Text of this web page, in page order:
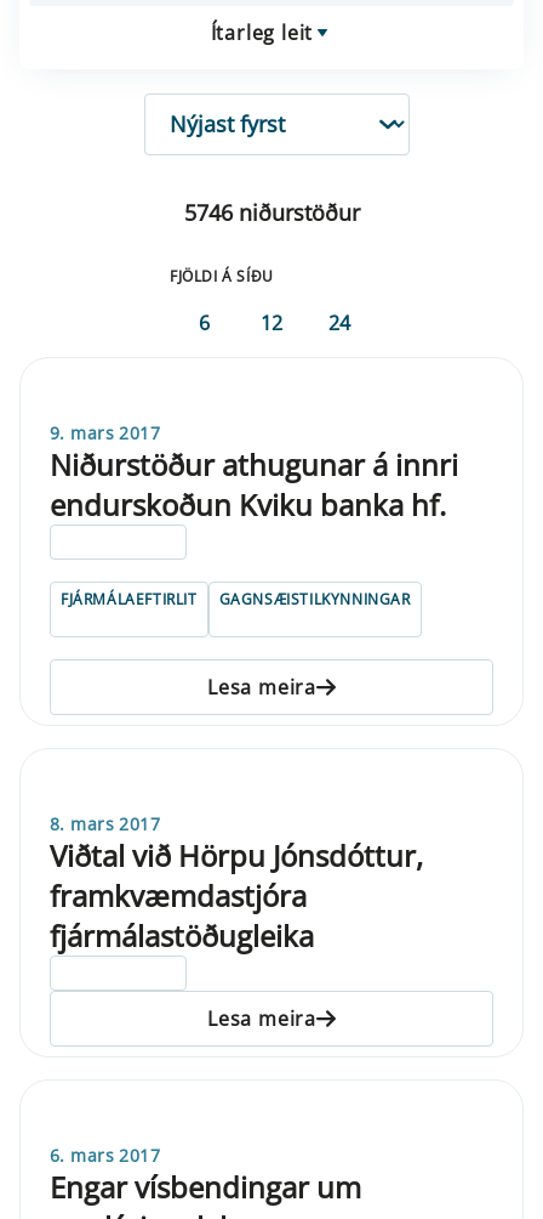
Ítarleg leit
RÖÐUN
5746 niðurstöður
FJÖLDI Á SÍÐU
6 12 24
9. mars 2017
Niðurstöður athugunar á innri
endurskoðun Kviku banka hf.
FJÁRMÁLAEFTIRLIT GAGNSÆISTILKYNNINGAR
Lesa meira
8. mars 2017
Viðtal við Hörpu Jónsdóttur,
framkvæmdastjóra
fjármálastöðugleika
Lesa meira
6. mars 2017
Engar vísbendingar um